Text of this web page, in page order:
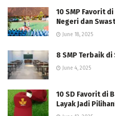
10 SMP Favorit
Negeri dan
June 18, 2025
8 SMP Terbaik
June 4, 2025
10 SD Favorit di
Layak Jadi